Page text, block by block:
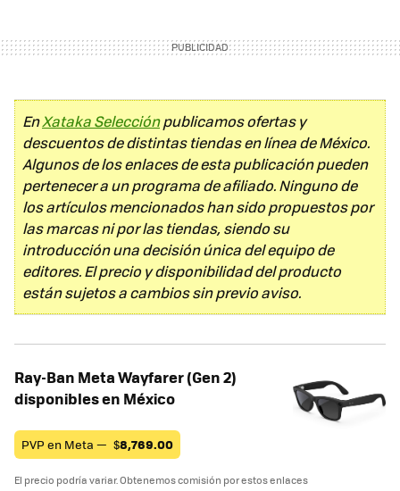
EnXataka Selecciónpublicamos ofertas y
descuentos de distintas tiendas en línea de México.
Algunos de los enlaces de esta publicación pueden
pertenecer a un programa de afiliado. Ninguno de
los artículos mencionados han sido propuestos por
las marcas ni por las tiendas, siendo su
introducción una decisión única del equipo de
editores. El precio y disponibilidad del producto
están sujetos a cambios sin previo aviso.
Ray-Ban Meta Wayfarer (Gen 2)
disponibles en México
PVP en Meta — $8,769.00
El precio podría variar. Obtenemos comisión por estos enlaces